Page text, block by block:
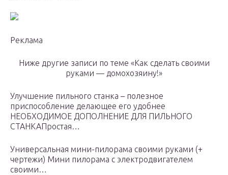
Реклама
Ниже другие записи по теме «Как сделать своими
руками — домохозяину!»
Улучшение пильного станка – полезное
приспособление делающее его удобнее
НЕОБХОДИМОЕ ДОПОЛНЕНИЕ ДЛЯ ПИЛЬНОГО
СТАНКАПростая…
Универсальная мини-пилорама своими руками (+
чертежи) Мини пилорама с электродвигателем
своими…